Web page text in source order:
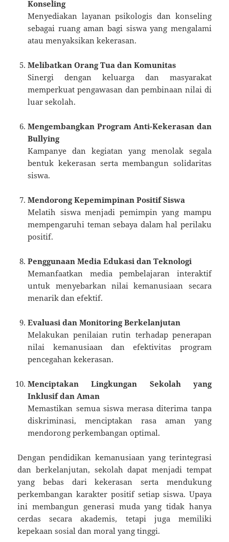
Konseling
Menyediakan layanan psikologis dan konseling
sebagai ruang aman bagi siswa yang mengalami
atau menyaksikan kekerasan.
Melibatkan Orang Tua dan Komunitas
Sinergi dengan keluarga dan masyarakat
memperkuat pengawasan dan pembinaan nilai di
luar sekolah.
Mengembangkan Program Anti-Kekerasan dan
Bullying
Kampanye dan kegiatan yang menolak segala
bentuk kekerasan serta membangun solidaritas
siswa.
Mendorong Kepemimpinan Positif Siswa
Melatih siswa menjadi pemimpin yang mampu
mempengaruhi teman sebaya dalam hal perilaku
positif.
Penggunaan Media Edukasi dan Teknologi
Memanfaatkan media pembelajaran interaktif
untuk menyebarkan nilai kemanusiaan secara
menarik dan efektif.
Evaluasi dan Monitoring Berkelanjutan
Melakukan penilaian rutin terhadap penerapan
nilai kemanusiaan dan efektivitas program
pencegahan kekerasan.
Menciptakan Lingkungan Sekolah yang
Inklusif dan Aman
Memastikan semua siswa merasa diterima tanpa
diskriminasi, menciptakan rasa aman yang
mendorong perkembangan optimal.
Dengan pendidikan kemanusiaan yang terintegrasi
dan berkelanjutan, sekolah dapat menjadi tempat
yang bebas dari kekerasan serta mendukung
perkembangan karakter positif setiap siswa. Upaya
ini membangun generasi muda yang tidak hanya
cerdas secara akademis, tetapi juga memiliki
kepekaan sosial dan moral yang tinggi.